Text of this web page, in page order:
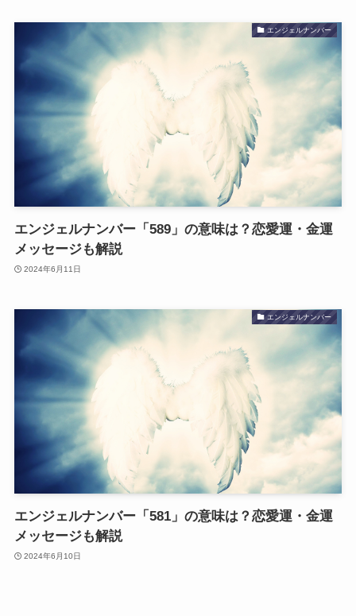
エンジェルナンバー
エンジェルナンバー「589」の意味は？恋愛運・金運
メッセージも解説
2024年6月11日
エンジェルナンバー
エンジェルナンバー「581」の意味は？恋愛運・金運
メッセージも解説
2024年6月10日